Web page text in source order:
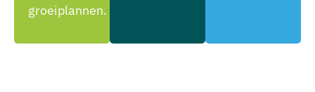
groeiplannen.